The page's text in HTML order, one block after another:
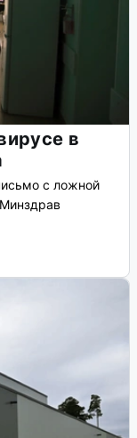
в
с ложной